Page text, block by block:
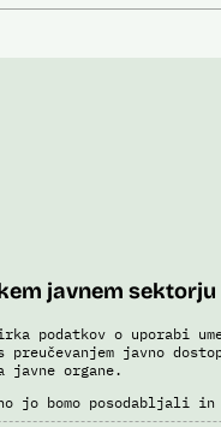
javnem sektorju
podatkov o uporabi
javno
javne organe.
jo bomo posodabljali